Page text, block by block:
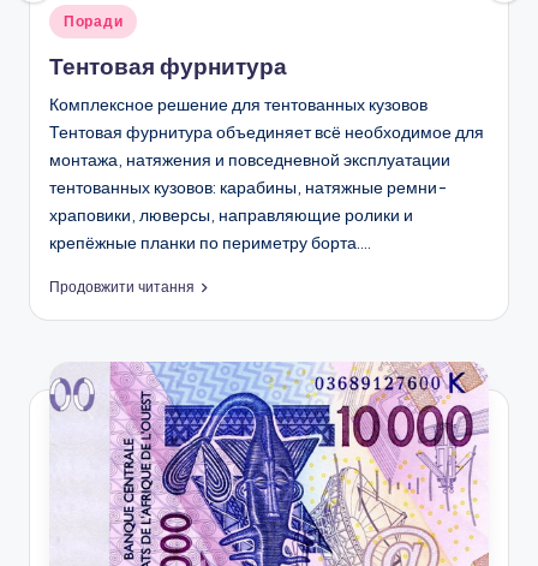
Опубліковано
Поради
Тентовая фурнитура
Комплексное решение для тентованных кузовов
Тентовая фурнитура объединяет всё необходимое для
монтажа, натяжения и повседневной эксплуатации
тентованных кузовов: карабины, натяжные ремни-
храповики, люверсы, направляющие ролики и
крепёжные планки по периметру борта.…
Продовжити читання